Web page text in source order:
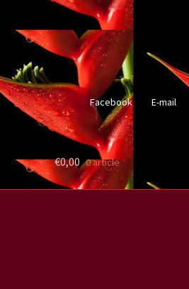
Facebook E-mail
€0,00 0 article